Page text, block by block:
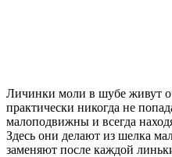
Личинки моли в шубе живут
практически никогда не
малоподвижны и всегда
Здесь они делают из шелка
заменяют после каждой